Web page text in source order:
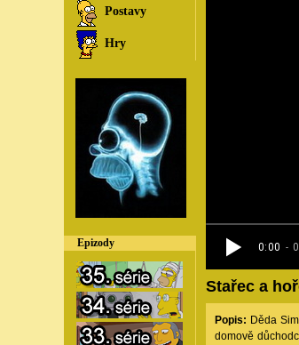
Postavy
Hry
Epizody
Stařec a
Popis: Děda
domově